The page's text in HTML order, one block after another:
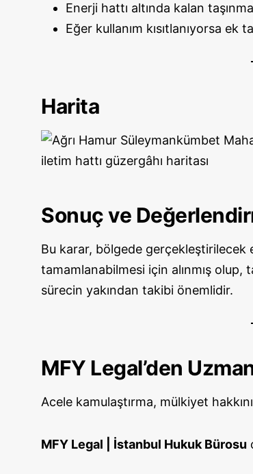
Enerji hattı altında kalan
Eğer kullanım kısıtlanıyorsa ek
Harita
Sonuç ve
Bu karar, bölgede gerçekleştirilecek
tamamlanabilmesi için alınmış olup,
sürecin yakından takibi önemlidir.
MFY Legal’den
Acele kamulaştırma, mülkiyet
MFY Legal | İstanbul Hukuk Bürosu